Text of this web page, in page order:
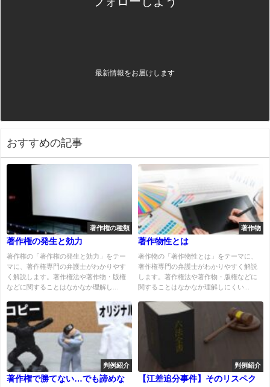
最新情報をお届けします
おすすめの記事
著作権の種類
著作権の発生と効力
著作権の「著作権の発生と効力」をテー
マに、著作権専門の弁護士がわかりやす
く解説します。著作権法や著作物・版権
などに関することはなかなか理解し...
著作物
著作物性とは
著作物の「著作物性とは」をテーマに、
著作権専門の弁護士がわかりやすく解説
します。著作権法や著作物・版権などに
関することはなかなか理解しにくい...
判例紹介
著作権で勝てない…でも諦めな
判例紹介
【江差追分事件】そのリスペク